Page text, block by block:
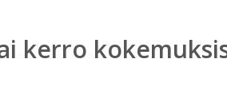
kerro